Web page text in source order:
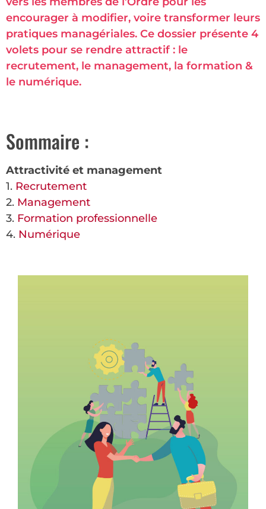
encourager à modifier, voire transformer leurs
pratiques managériales. Ce dossier présente 4
volets pour se rendre attractif : le
recrutement, le management, la formation &
le numérique.
Sommaire :
Attractivité et management
1. Recrutement
2. Management
3. Formation professionnelle
4. Numérique